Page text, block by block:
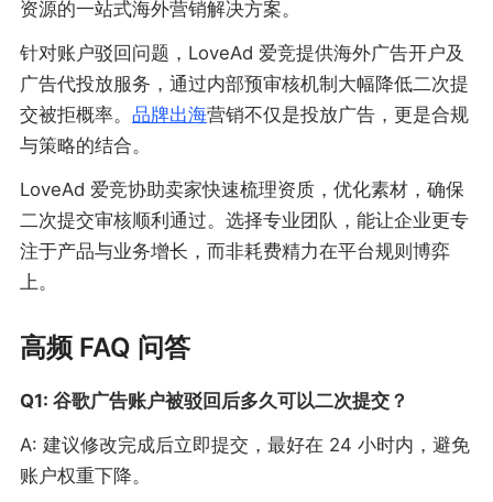
资源的一站式海外营销解决方案。
针对账户驳回问题，LoveAd 爱竞提供海外广告开户及
广告代投放服务，通过内部预审核机制大幅降低二次提
交被拒概率。 品牌出海营销不仅是投放广告，更是合规
与策略的结合。
LoveAd 爱竞协助卖家快速梳理资质，优化素材，确保
二次提交审核顺利通过。选择专业团队，能让企业更专
注于产品与业务增长，而非耗费精力在平台规则博弈
上。
高频 FAQ 问答
Q1: 谷歌广告账户被驳回后多久可以二次提交？
A: 建议修改完成后立即提交，最好在 24 小时内，避免
账户权重下降。